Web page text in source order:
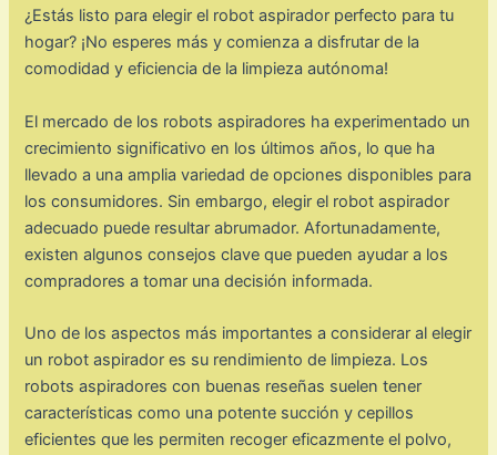
¿Estás listo para elegir el robot aspirador perfecto para tu
hogar? ¡No esperes más y comienza a disfrutar de la
comodidad y eficiencia de la limpieza autónoma!
El mercado de los robots aspiradores ha experimentado un
crecimiento significativo en los últimos años, lo que ha
llevado a una amplia variedad de opciones disponibles para
los consumidores. Sin embargo, elegir el robot aspirador
adecuado puede resultar abrumador. Afortunadamente,
existen algunos consejos clave que pueden ayudar a los
compradores a tomar una decisión informada.
Uno de los aspectos más importantes a considerar al elegir
un robot aspirador es su rendimiento de limpieza. Los
robots aspiradores con buenas reseñas suelen tener
características como una potente succión y cepillos
eficientes que les permiten recoger eficazmente el polvo,